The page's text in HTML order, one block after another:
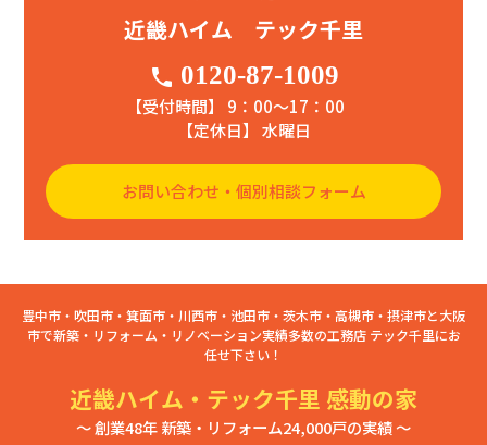
近畿ハイム テック千里
phone 0120-87-1009
【受付時間】 9：00〜17：00
【定休日】 水曜日
お問い合わせ・個別相談フォーム
豊中市・吹田市・箕面市・川西市・池田市・茨木市・高槻市・摂津市と大阪
市で新築・リフォーム・リノベーション実績多数の工務店 テック千里にお
任せ下さい！
近畿ハイム・テック千里 感動の家
～ 創業48年 新築・リフォーム24,000戸の実績 ～